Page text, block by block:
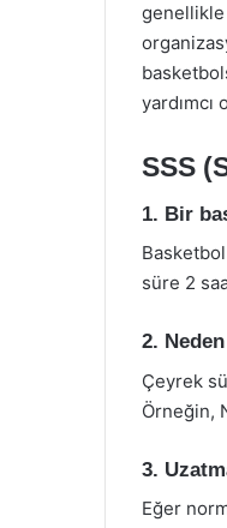
genellikle
yardımcı
SSS
1. Bir
süre 2
2.
Çeyrek
Örneğin,
3.
Eğer